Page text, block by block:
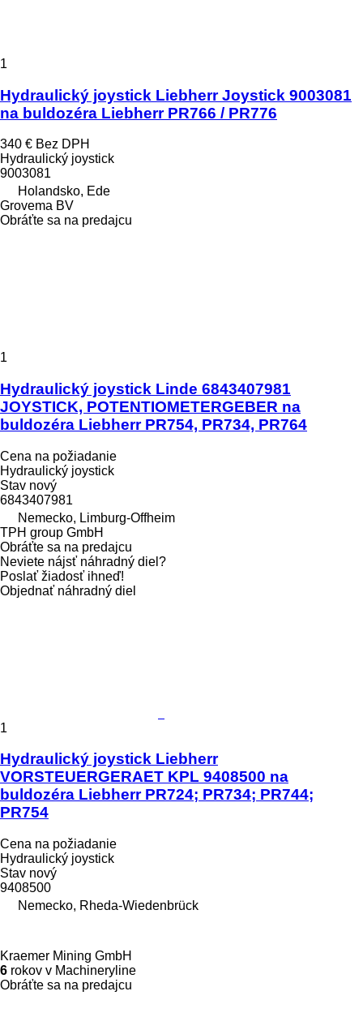
1
Hydraulický joystick Liebherr Joystick 9003081
na buldozéra Liebherr PR766 / PR776
340 € Bez DPH
Hydraulický joystick
9003081
Holandsko, Ede
Grovema BV
Obráťte sa na predajcu
1
Hydraulický joystick Linde 6843407981
JOYSTICK, POTENTIOMETERGEBER na
buldozéra Liebherr PR754, PR734, PR764
Cena na požiadanie
Hydraulický joystick
Stav nový
6843407981
Nemecko, Limburg-Offheim
TPH group GmbH
Obráťte sa na predajcu
Neviete nájsť náhradný diel?
Poslať žiadosť ihneď!
Objednať náhradný diel
1
Hydraulický joystick Liebherr
VORSTEUERGERAET KPL 9408500 na
buldozéra Liebherr PR724; PR734; PR744;
PR754
Cena na požiadanie
Hydraulický joystick
Stav nový
9408500
Nemecko, Rheda-Wiedenbrück
Kraemer Mining GmbH
6 rokov v Machineryline
Obráťte sa na predajcu